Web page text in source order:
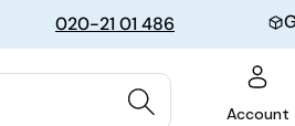
020-21 01 486
Account